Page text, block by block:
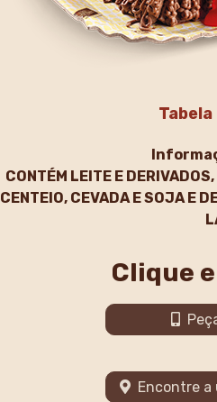
CONTÉM LEITE E
CENTEIO, CEVADA E SOJA E
Clique
Encontre a